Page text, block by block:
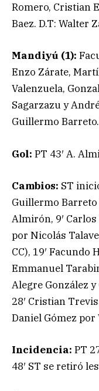
Romero, Cristian
Baez. D.T: Walter
Mandiyú (1):
Enzo Zárate,
Valenzuela,
Sagarzazu y
Guillermo
Gol: PT 43′ A.
Cambios: ST
Guillermo Barreto
Almirón, 9′
por Nicolás
CC), 19′ Facundo
Emmanuel
Alegre González
28′ Cristian
Daniel Gómez
Incidencia: PT
48′ ST se retiró